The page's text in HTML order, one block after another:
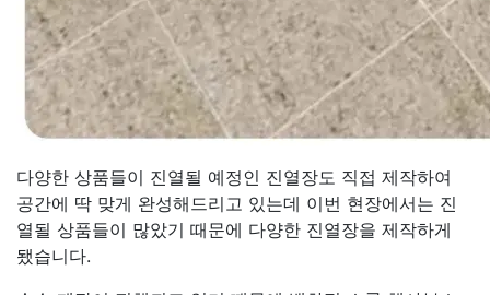
다양한 상품들이 진열될 예정인 진열장도 직접 제작하여
공간에 딱 맞게 완성해드리고 있는데 이번 현장에서는 진
열될 상품들이 많았기 때문에 다양한 진열장을 제작하게
됐습니다.